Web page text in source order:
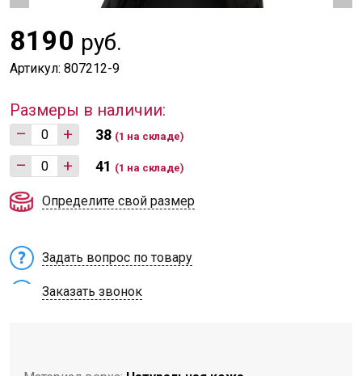
8190 руб.
Артикул: 807212-9
Размеры в наличии:
–
+ 38 (1 на складе)
– + 41 (1 на складе)
Определите свой размер
Задать вопрос по товару
Заказать звонок